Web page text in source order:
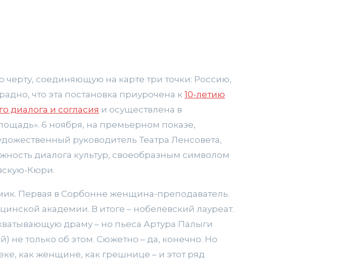
соединяющую на карте три точки: Россию,
что эта постановка приурочена к 10-летию
диалога и согласия и осуществлена в
6 ноября, на премьерном показе,
руководитель Театра Ленсовета,
диалога культур, своеобразным символом
Кюри.
Первая в Сорбонне женщина-преподаватель.
академии. В итоге – нобелевский лауреат.
драму – но пьеса Артура Палыги
только об этом. Сюжетно – да, конечно. Но
как женщине, как грешнице – и этот ряд